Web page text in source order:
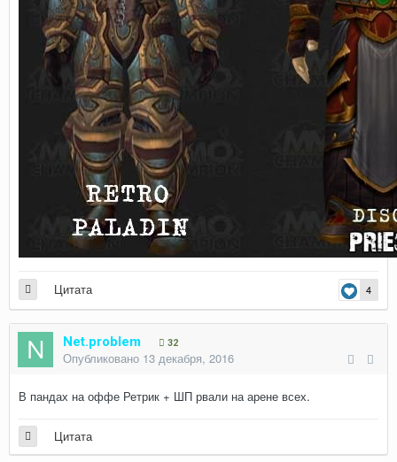
4
Цитата
Net.problem 32
Опубликовано 13 декабря, 2016
В пандах на оффе Ретрик + ШП рвали на арене всех.
Цитата